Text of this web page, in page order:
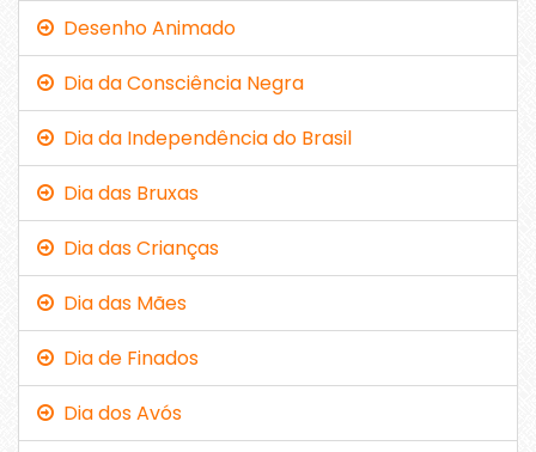
Desenho Animado
Dia da Consciência Negra
Dia da Independência do Brasil
Dia das Bruxas
Dia das Crianças
Dia das Mães
Dia de Finados
Dia dos Avós